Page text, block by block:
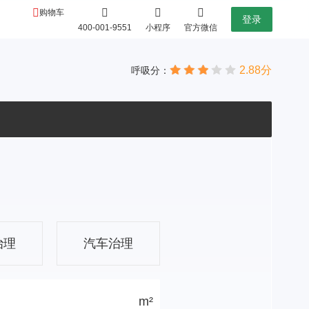
购物车
400-001-9551
小程序 官方微信
登录
呼吸分： 2.88分
理 汽车治理
m²